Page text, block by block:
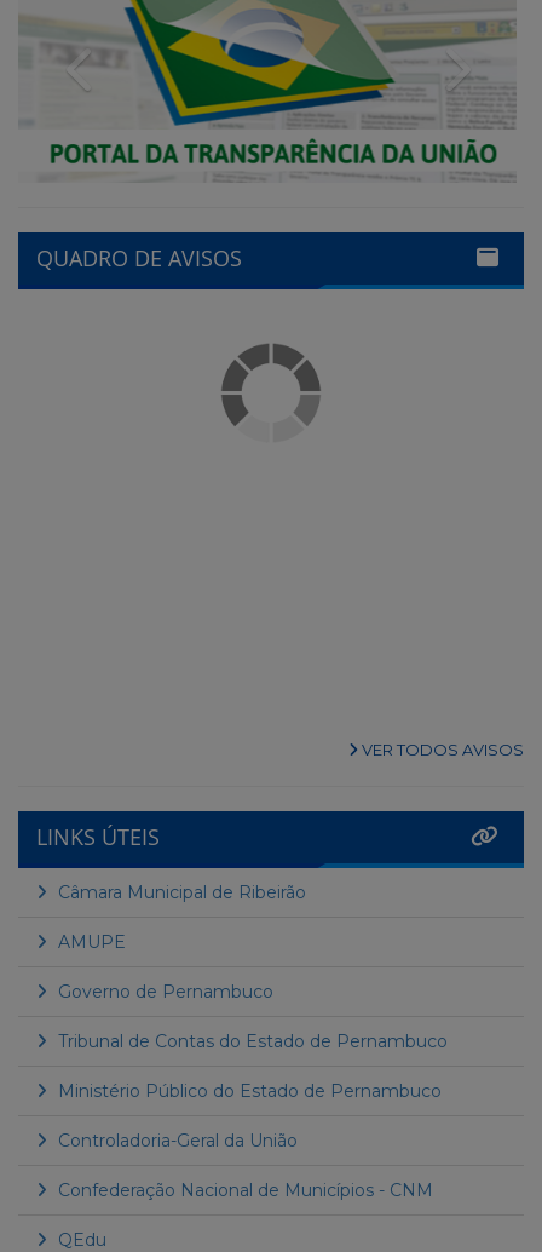
Previous Next
QUADRO DE AVISOS
VER TODOS AVISOS
LINKS ÚTEIS
Câmara Municipal de Ribeirão
AMUPE
Governo de Pernambuco
Tribunal de Contas do Estado de Pernambuco
Ministério Público do Estado de Pernambuco
Controladoria-Geral da União
Confederação Nacional de Municípios - CNM
QEdu